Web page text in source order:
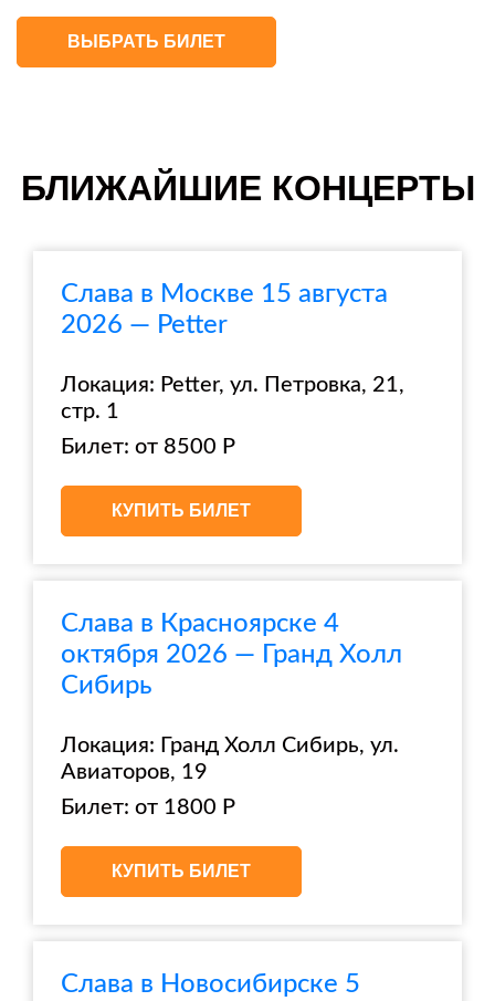
ВЫБРАТЬ БИЛЕТ
БЛИЖАЙШИЕ КОНЦЕРТЫ
Слава в Москве 15 августа
2026 — Petter
Локация: Petter, ул. Петровка, 21,
стр. 1
Билет: от 8500 Р
КУПИТЬ БИЛЕТ
Слава в Красноярске 4
октября 2026 — Гранд Холл
Сибирь
Локация: Гранд Холл Сибирь, ул.
Авиаторов, 19
Билет: от 1800 Р
КУПИТЬ БИЛЕТ
Слава в Новосибирске 5